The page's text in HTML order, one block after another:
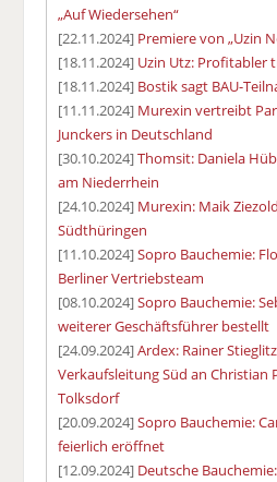
„Auf Wiedersehen“
[22.11.2024] Premiere von „Uzin
[18.11.2024] Uzin Utz: Profitabler
[18.11.2024] Bostik sagt BAU-
[11.11.2024] Murexin vertreibt
Junckers in Deutschland
[30.10.2024]Thomsit: Daniela
am Niederrhein
[24.10.2024] Murexin: Maik
Südthüringen
[11.10.2024]Sopro Bauchemie:
Berliner Vertriebsteam
[08.10.2024]Sopro Bauchemie:
weiterer Geschäftsführer bestellt
[24.09.2024]Ardex: Rainer
Verkaufsleitung Süd an Christian
Tolksdorf
[20.09.2024]Sopro Bauchemie:
feierlich eröffnet
[12.09.2024] Deutsche